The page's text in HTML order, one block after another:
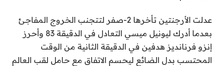
عدلت الأرجنتين تأخرها 2-صفر لتتجنب الخروج المفاجئ
بعدما أدرك ليونيل ميسي التعادل في الدقيقة 83 وأحرز
إنزو فرنانديز هدفين في الدقيقة الثانية من الوقت
المحتسب بدل الضائع ليحسم الاتفاق مع حامل لقب العالم